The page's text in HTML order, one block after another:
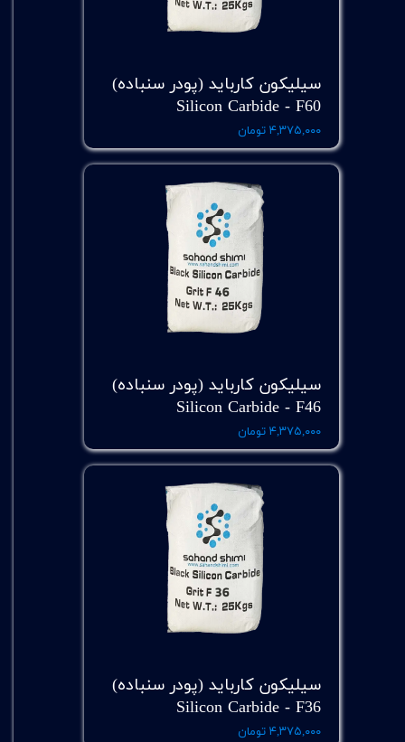
سیلیکون کارباید (پودر سنباده)
Silicon Carbide - F60
۴,۳۷۵,۰۰۰ تومان
سیلیکون کارباید (پودر سنباده)
Silicon Carbide - F46
۴,۳۷۵,۰۰۰ تومان
سیلیکون کارباید (پودر سنباده)
Silicon Carbide - F36
۴,۳۷۵,۰۰۰ تومان